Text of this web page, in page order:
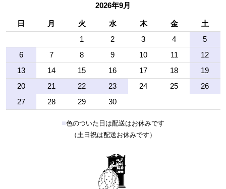
2026年9月
日 月 火 水 木 金
土
1
2 3 4
5
6
7 8 9 10 11
12
13
14 15 16 17 18
19
20
21 22 23 24 25
26
27
28 29 30
■色のついた日は配送はお休みです
（土日祝は配送お休みです）